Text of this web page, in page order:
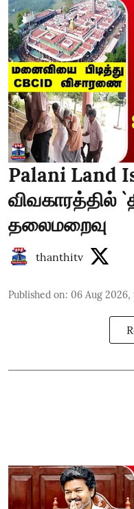
Palani Land
விவகாரத்தில்
தலைமறைவு
thanthitv
Published on: 06 Aug 2026,